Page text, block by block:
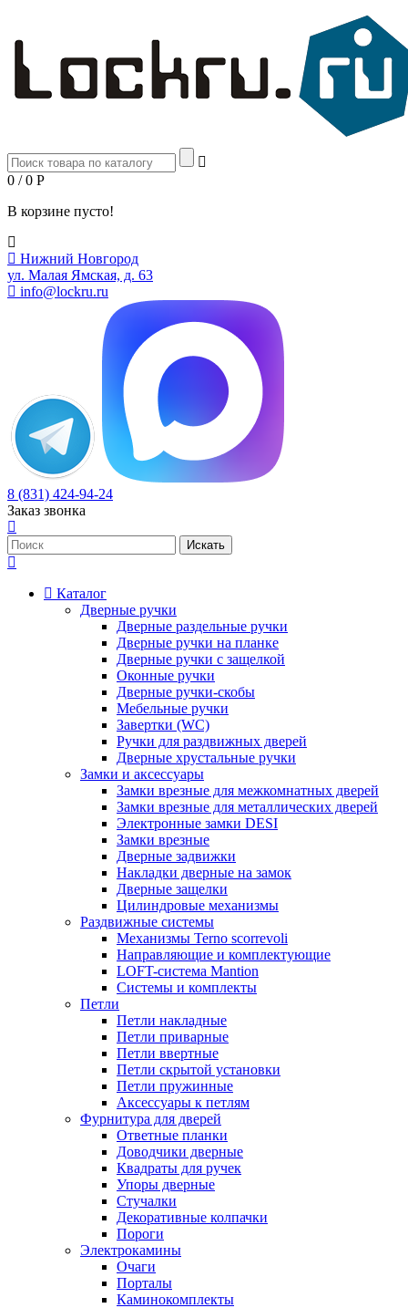
0 / 0 Р
В корзине пусто!
Нижний Новгород
ул. Малая Ямская, д. 63
info@lockru.ru
8 (831) 424-94-24
Заказ звонка
Каталог
Дверные ручки
Дверные раздельные ручки
Дверные ручки на планке
Дверные ручки с защелкой
Оконные ручки
Дверные ручки-скобы
Мебельные ручки
Завертки (WC)
Ручки для раздвижных дверей
Дверные хрустальные ручки
Замки и аксессуары
Замки врезные для межкомнатных дверей
Замки врезные для металлических дверей
Электронные замки DESI
Замки врезные
Дверные задвижки
Накладки дверные на замок
Дверные защелки
Цилиндровые механизмы
Раздвижные системы
Механизмы Terno scorrevoli
Направляющие и комплектующие
LOFT-cистема Mantion
Системы и комплекты
Петли
Петли накладные
Петли приварные
Петли ввертные
Петли скрытой установки
Петли пружинные
Аксессуары к петлям
Фурнитура для дверей
Ответные планки
Доводчики дверные
Квадраты для ручек
Упоры дверные
Стучалки
Декоративные колпачки
Пороги
Электрокамины
Очаги
Порталы
Каминокомплекты